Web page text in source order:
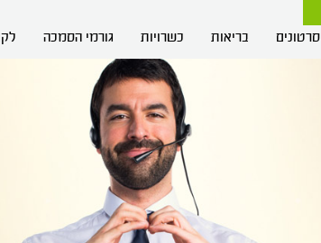
סרטונים בריאות כשרויות גורמי הסמכה